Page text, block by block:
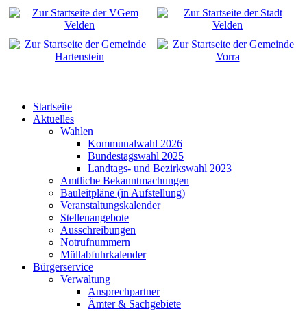
Startseite
Aktuelles
Wahlen
Kommunalwahl 2026
Bundestagswahl 2025
Landtags- und Bezirkswahl 2023
Amtliche Bekanntmachungen
Bauleitpläne (in Aufstellung)
Veranstaltungskalender
Stellenangebote
Ausschreibungen
Notrufnummern
Müllabfuhrkalender
Bürgerservice
Verwaltung
Ansprechpartner
Ämter & Sachgebiete